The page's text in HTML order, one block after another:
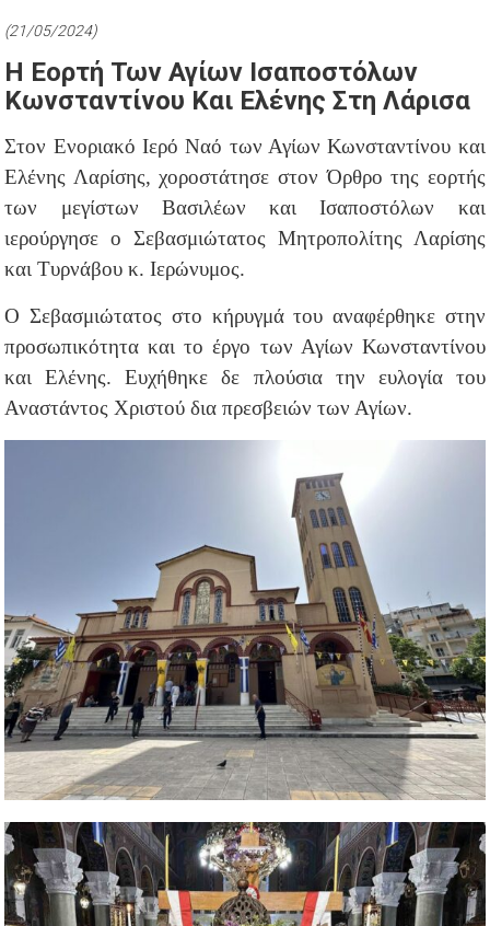
(21/05/2024)
Η Εορτή Των Αγίων Ισαποστόλων
Κωνσταντίνου Και Ελένης Στη Λάρισα
Στον Ενοριακό Ιερό Ναό των Αγίων Κωνσταντίνου και
Ελένης Λαρίσης, χοροστάτησε στον Όρθρο της εορτής
των μεγίστων Βασιλέων και Ισαποστόλων και
ιερούργησε ο Σεβασμιώτατος Μητροπολίτης Λαρίσης
και Τυρνάβου κ. Ιερώνυμος.
Ο Σεβασμιώτατος στο κήρυγμά του αναφέρθηκε στην
προσωπικότητα και το έργο των Αγίων Κωνσταντίνου
και Ελένης. Ευχήθηκε δε πλούσια την ευλογία του
Αναστάντος Χριστού δια πρεσβειών των Αγίων.